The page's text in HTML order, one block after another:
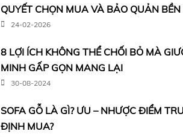
QUYẾT CHỌN MUA VÀ BẢO QUẢN
24-02-2026
8 LỢI ÍCH KHÔNG THỂ CHỐI BỎ MÀ
MINH GẤP GỌN MANG LẠI
30-08-2024
SOFA GỖ LÀ GÌ? ƯU – NHƯỢC ĐIỂM
ĐỊNH MUA?